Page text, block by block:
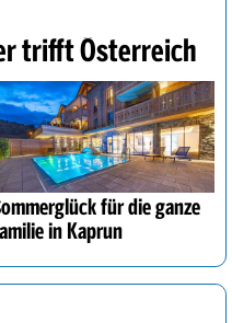
trifft Österreich
für die ganze
in Kaprun